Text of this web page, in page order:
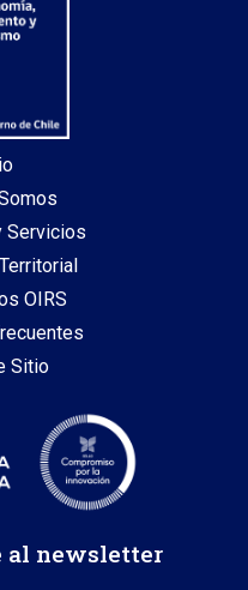
Servicios
OIRS
Sitio
al newsletter